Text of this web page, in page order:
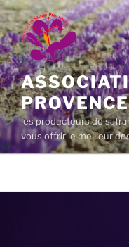
Aller
au
contenu
principal
PROVENCE
les producteurs de
vous offrir le meilleur